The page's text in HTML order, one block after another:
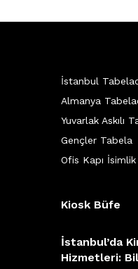
İstanbul
Almanya
Yuvarlak Askılı
Gençler Tabela
Ofis Kapı İsimlik
Kiosk Büfe
İstanbul’da
Hizmetleri: